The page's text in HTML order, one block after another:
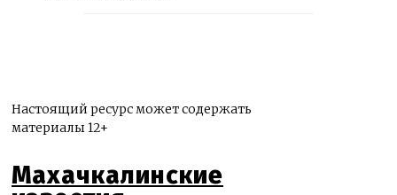
Настоящий ресурс может содержать
материалы 12+
Махачкалинские